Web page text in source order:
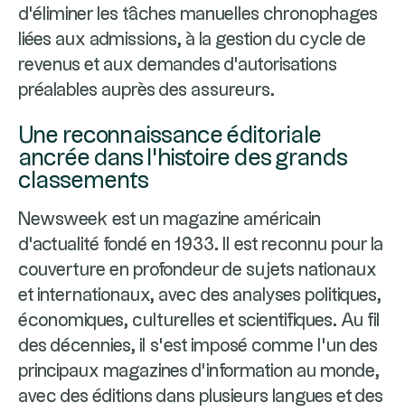
d'éliminer les tâches manuelles chronophages
liées aux admissions, à la gestion du cycle de
revenus et aux demandes d'autorisations
préalables auprès des assureurs.
Une reconnaissance éditoriale
ancrée dans l'histoire des grands
classements
Newsweek est un magazine américain
d'actualité fondé en 1933. Il est reconnu pour la
couverture en profondeur de sujets nationaux
et internationaux, avec des analyses politiques,
économiques, culturelles et scientifiques. Au fil
des décennies, il s’est imposé comme l'un des
principaux magazines d'information au monde,
avec des éditions dans plusieurs langues et des